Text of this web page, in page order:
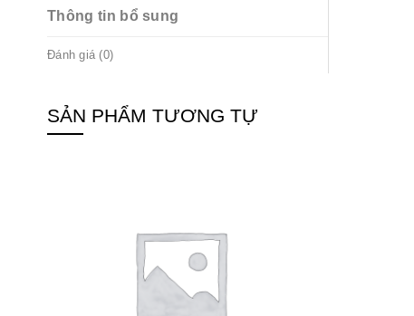
Thông tin bổ sung
Đánh giá (0)
SẢN PHẨM TƯƠNG TỰ